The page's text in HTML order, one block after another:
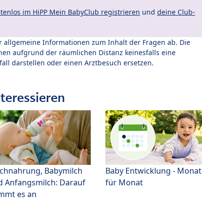
im HiPP Mein BabyClub registrieren und deine Club-
allgemeine Informationen zum Inhalt der Fragen ab. Die
aufgrund der räumlichen Distanz keinesfalls eine
darstellen oder einen Arztbesuch ersetzen.
Babymilch
Anfangsmilch: Darauf
es an
Baby Entwicklung - Monat
für Monat